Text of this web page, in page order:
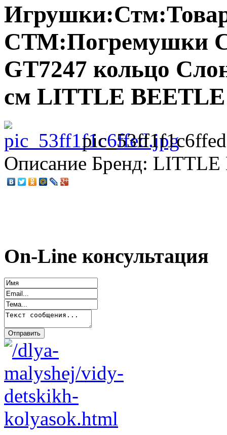
СТМ:Погремушки
GT7247 кольцо
см LITTLE BEETLE
Описание Бренд: LITTLE
On-Line консультация